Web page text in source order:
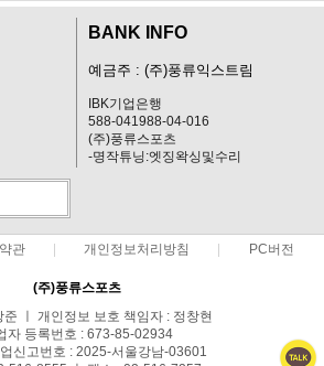
BANK INFO
예금주 : (주)풍류익스트림
IBK기업은행
588-041988-04-016
(주)풍류스포츠
-명작튜닝:엣징왁싱및수리
관 개인정보처리방침 PC버전
(주)풍류스포츠
준 ㅣ 개인정보 보호 책임자 : 정창현
자 등록번호 : 673-85-02934
신고번호 : 2025-서울강남-03601